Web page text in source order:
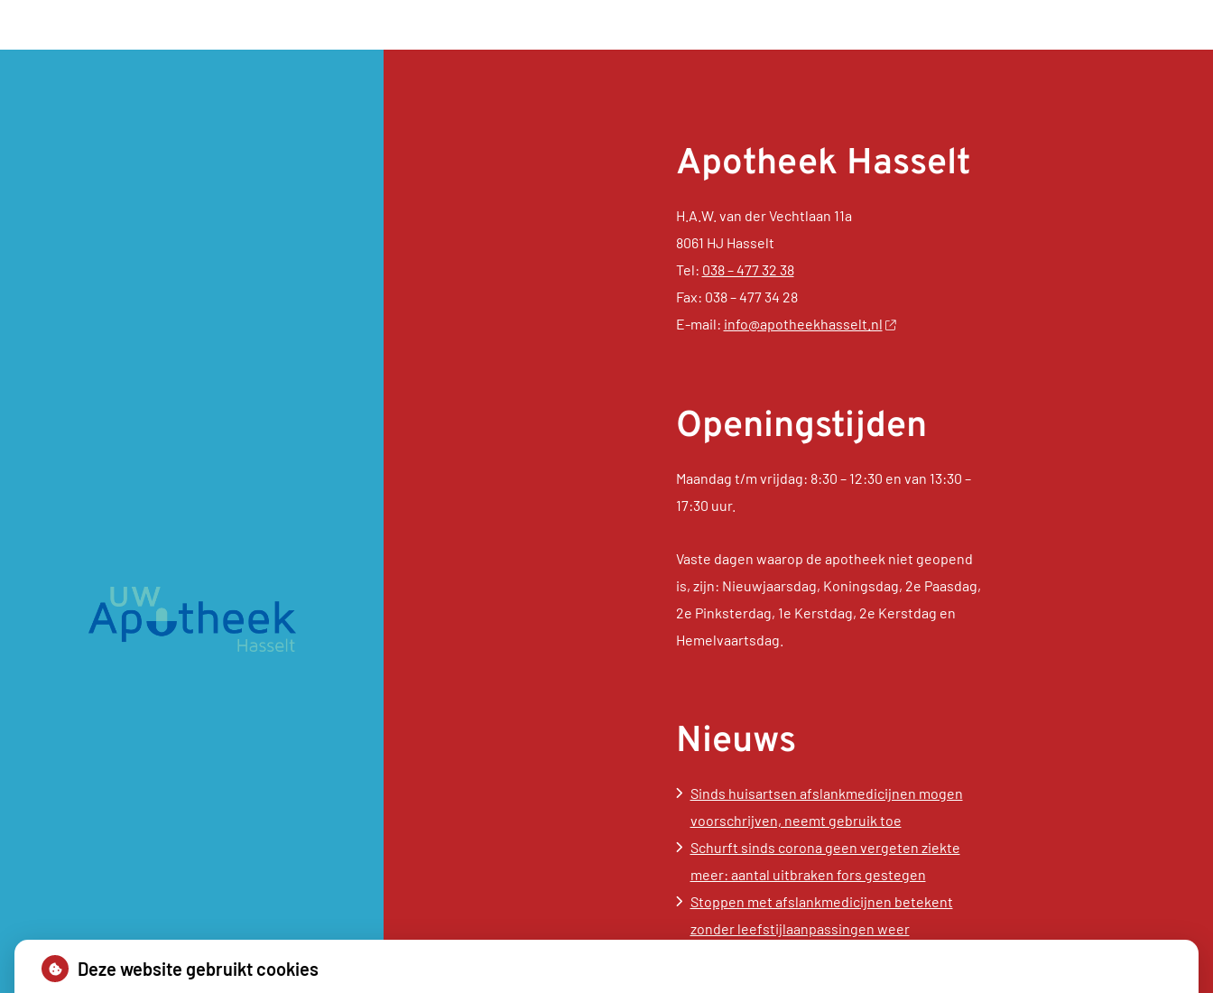
Apotheek Hasselt
H.A.W. van der Vechtlaan 11a
8061 HJ Hasselt
Tel: 038 – 477 32 38
Fax: 038 – 477 34 28
E-mail: info@apotheekhasselt.nl
Openingstijden
Maandag t/m vrijdag: 8:30 – 12:30 en van 13:30 –
17:30 uur.
Vaste dagen waarop de apotheek niet geopend
is, zijn: Nieuwjaarsdag, Koningsdag, 2e Paasdag,
2e Pinksterdag, 1e Kerstdag, 2e Kerstdag en
Hemelvaartsdag.
Nieuws
Sinds huisartsen afslankmedicijnen mogen
voorschrijven, neemt gebruik toe
Schurft sinds corona geen vergeten ziekte
meer: aantal uitbraken fors gestegen
Stoppen met afslankmedicijnen betekent
zonder leefstijlaanpassingen weer
Deze website gebruikt cookies